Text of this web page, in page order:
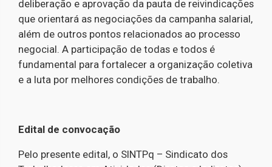
deliberação e aprovação da pauta de reivindicações
que orientará as negociações da campanha salarial,
além de outros pontos relacionados ao processo
negocial. A participação de todas e todos é
fundamental para fortalecer a organização coletiva
e a luta por melhores condições de trabalho.
Edital de convocação
Pelo presente edital, o SINTPq – Sindicato dos